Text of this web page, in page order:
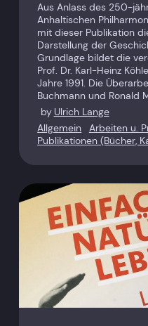
Aus Anlass des 250-
Anhaltischen
mit dieser Publikation
Darstellung der
Grundlage bildet die
Prof. Dr. Karl-Heinz
Jahre 1991. Die
Buchmann und Ronald
by Ulrich Lange
Allgemein
Arbeiten u.
Publikationen (Bücher,